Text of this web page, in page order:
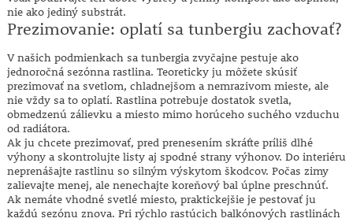
nie ako jediný substrát.
Prezimovanie: oplatí sa tunbergiu zachovať?
V našich podmienkach sa tunbergia zvyčajne pestuje ako
jednoročná sezónna rastlina. Teoreticky ju môžete skúsiť
prezimovať na svetlom, chladnejšom a nemrazivom mieste, ale
nie vždy sa to oplatí. Rastlina potrebuje dostatok svetla,
obmedzenú zálievku a miesto mimo horúceho suchého vzduchu
od radiátora.
Ak ju chcete prezimovať, pred prenesením skráťte príliš dlhé
výhony a skontrolujte listy aj spodné strany výhonov. Do interiéru
neprenášajte rastlinu so silným výskytom škodcov. Počas zimy
zalievajte menej, ale nenechajte koreňový bal úplne preschnúť.
Ak nemáte vhodné svetlé miesto, praktickejšie je pestovať ju
každú sezónu znova. Pri rýchlo rastúcich balkónových rastlinách